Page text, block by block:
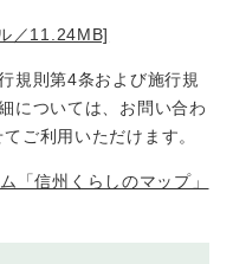
／11.24MB]
規則第4条および施行規
については、お問い合わ
ご利用いただけます。
「信州くらしのマップ」